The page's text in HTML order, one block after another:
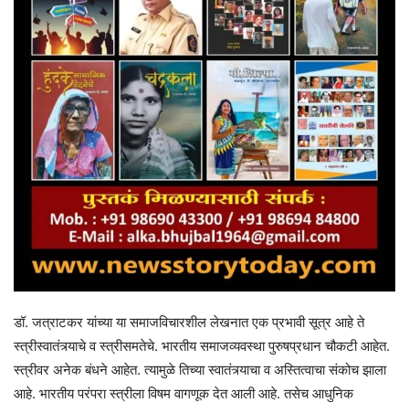
डॉ. जत्राटकर यांच्या या समाजविचारशील लेखनात एक प्रभावी सूत्र आहे ते
स्त्रीस्वातंत्र्याचे व स्त्रीसमतेचे. भारतीय समाजव्यवस्था पुरुषप्रधान चौकटी आहेत.
स्त्रीवर अनेक बंधने आहेत. त्यामुळे तिच्या स्वातंत्र्याचा व अस्तित्वाचा संकोच झाला
आहे. भारतीय परंपरा स्त्रीला विषम वागणूक देत आली आहे. तसेच आधुनिक